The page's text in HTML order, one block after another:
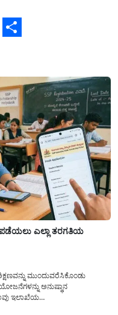
ಪಡೆಯಲು ಎಲ್ಲಾ ತರಗತಿಯ
ಮುಂದುವರೆಸಿಕೊಂಡು
ಅನುಷ್ಥಾನ
ಇಲಾಖೆಯ